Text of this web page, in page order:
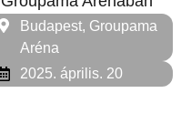
Budapest, Groupama
Aréna
2025. április. 20